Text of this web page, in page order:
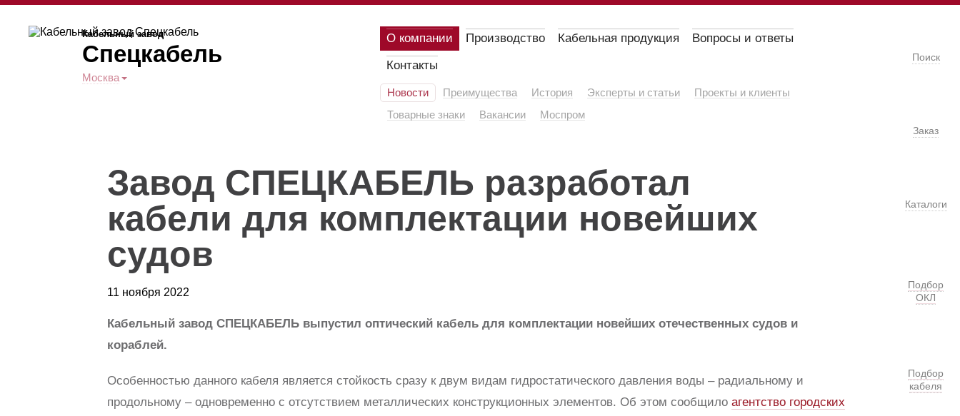
Кабельный завод
Спецкабель
Москва
О компании Производство Кабельная продукция
Вопросы и ответы
Контакты
Новости Преимущества История Эксперты и статьи
Проекты и клиенты
Товарные знаки
Вакансии Моспром
Поиск
Заказ
Каталоги
Подбор
ОКЛ
Подбор
кабеля
Завод СПЕЦКАБЕЛЬ разработал
кабели для комплектации новейших
судов
11 ноября 2022
Кабельный завод СПЕЦКАБЕЛЬ выпустил оптический кабель для комплектации новейших отечественных судов и
кораблей.
Особенностью данного кабеля является стойкость сразу к двум видам гидростатического давления воды – радиальному и
продольному – одновременно с отсутствием металлических конструкционных элементов. Об этом сообщило агентство городских